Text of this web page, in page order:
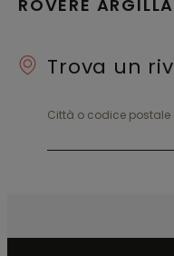
separatamente il
ROVERE ARGILLA
Trova un
Città o codice